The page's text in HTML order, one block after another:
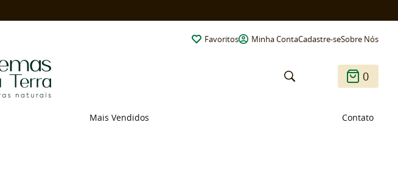
Favoritos Minha ContaCadastre-seSobre Nós
0
Mais Vendidos Contato